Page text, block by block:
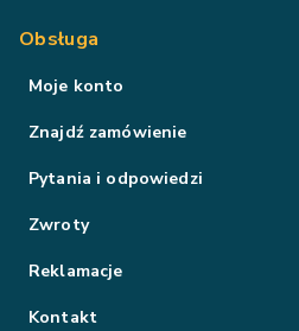
Obsługa
Moje konto
Znajdź zamówienie
Pytania i odpowiedzi
Zwroty
Reklamacje
Kontakt